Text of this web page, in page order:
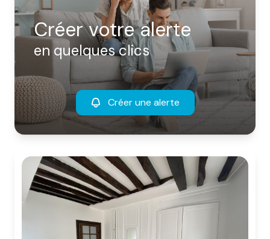
Créer votre alerte
en quelques clics
Créer une alerte